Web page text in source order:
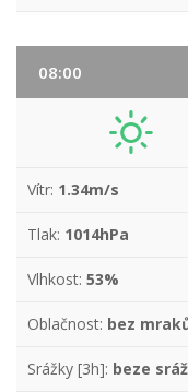
08:00
Vítr: 1.34m/s
Tlak: 1014hPa
Vlhkost: 53%
Oblačnost: bez
Srážky [3h]: beze